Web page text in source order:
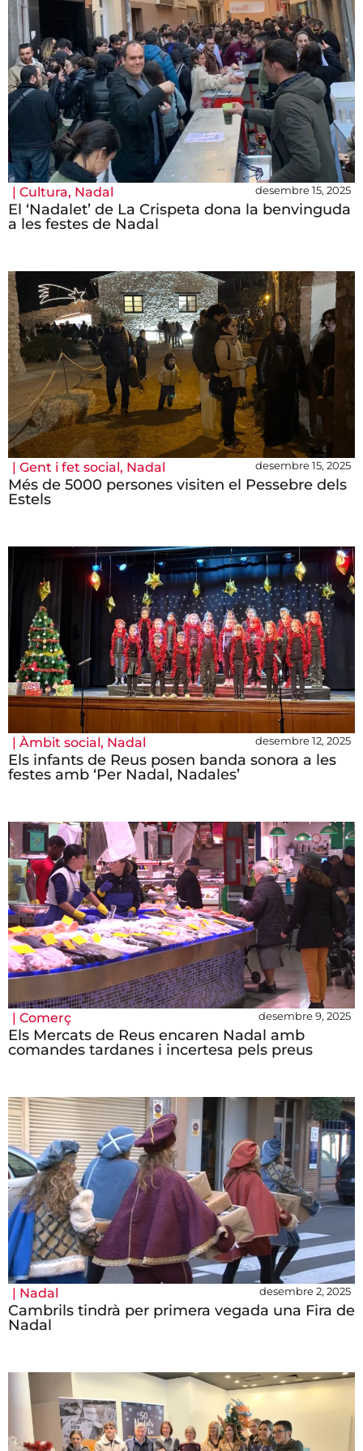
| Cultura, Nadal desembre 15, 2025
El ‘Nadalet’ de La Crispeta dona la benvinguda
a les festes de Nadal
| Gent i fet social, Nadal desembre 15, 2025
Més de 5000 persones visiten el Pessebre dels
Estels
| Àmbit social, Nadal desembre 12, 2025
Els infants de Reus posen banda sonora a les
festes amb ‘Per Nadal, Nadales’
| Comerç desembre 9, 2025
Els Mercats de Reus encaren Nadal amb
comandes tardanes i incertesa pels preus
| Nadal desembre 2, 2025
Cambrils tindrà per primera vegada una Fira de
Nadal